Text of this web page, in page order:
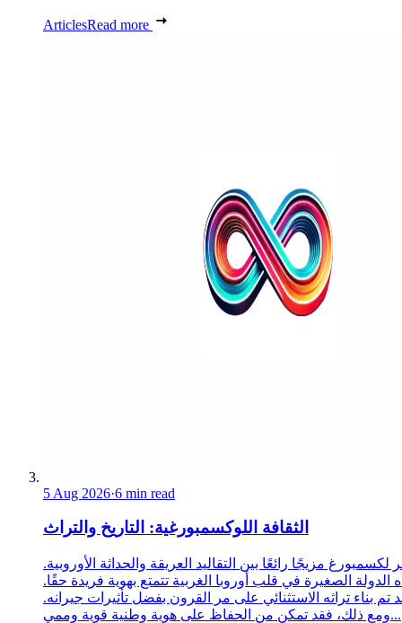
ArticlesRead more
5 Aug 2026·6 min read
الثقافة اللوكسمبورغية: التاريخ والتراث
لكسمبورغ مزيجًا رائعًا بين التقاليد العريقة والحداثة الأوروبية.
الدولة الصغيرة في قلب أوروبا الغربية تتمتع بهوية فريدة حقًا.
تم بناء تراثه الاستثنائي على مر القرون بفضل تأثيرات جيرانه.
ومع ذلك، فقد تمكن من الحفاظ على هوية وطنية قوية وممي...